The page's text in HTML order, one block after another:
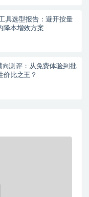
具选型报告：避开按量
降本增效方案
测评：从免费体验到批
价比之王？